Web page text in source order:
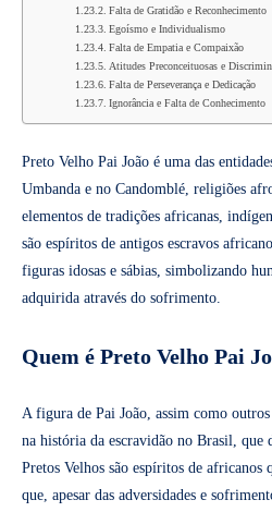
Falta de Gratidão e Reconhecimento
Egoísmo e Individualismo
Falta de Empatia e Compaixão
Atitudes Preconceituosas e
Falta de Perseverança e Dedicação
Ignorância e Falta de Conhecimento
Preto Velho Pai João é uma das
Umbanda e no Candomblé, religiões
elementos de tradições africanas,
são espíritos de antigos escravos
figuras idosas e sábias, simbolizando
adquirida através do sofrimento.
Quem é Preto Velho Pai
A figura de Pai João, assim como
na história da escravidão no Brasil, que
Pretos Velhos são espíritos de africanos
que, apesar das adversidades e